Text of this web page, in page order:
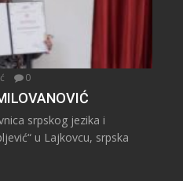
0
srpskog jezika i
u Lajkovcu, srpska